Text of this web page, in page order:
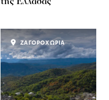
ΖΑΓΟΡΟΧΩΡΙΑ